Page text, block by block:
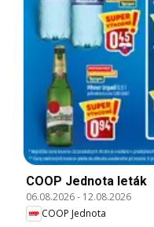
COOP Jednota leták
06.08.2026- 12.08.2026
COOP Jednota